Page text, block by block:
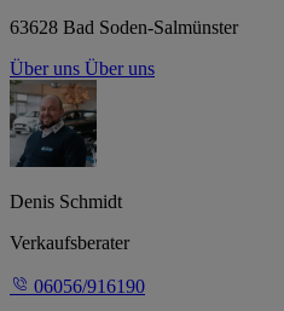
63628 Bad Soden-Salmünster
Über uns Über uns
Denis Schmidt
Verkaufsberater
06056/916190